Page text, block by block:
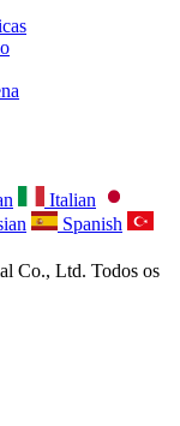
Italian
Spanish
Co., Ltd. Todos os